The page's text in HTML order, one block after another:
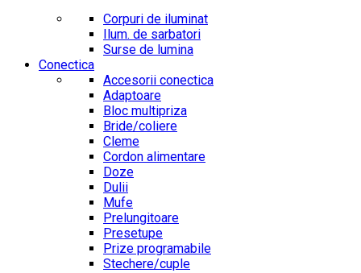
Corpuri de iluminat
Ilum. de sarbatori
Surse de lumina
Conectica
Accesorii conectica
Adaptoare
Bloc multipriza
Bride/coliere
Cleme
Cordon alimentare
Doze
Dulii
Mufe
Prelungitoare
Presetupe
Prize programabile
Stechere/cuple